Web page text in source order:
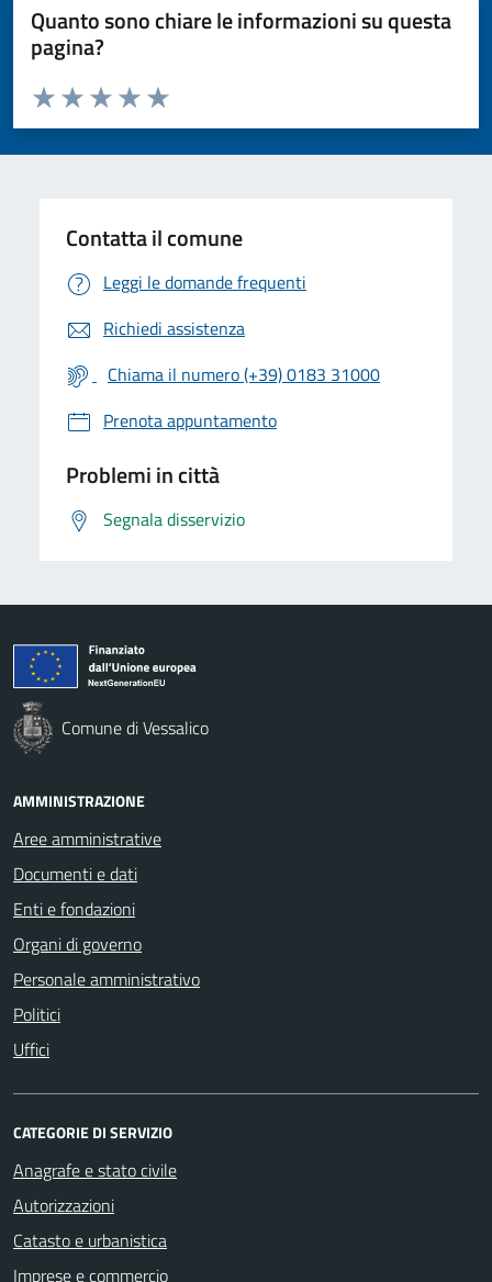
Quanto sono chiare le informazioni su questa
pagina?
Valuta da 1 a 5 stelle la pagina
Valuta 5 stelle su 5
Valuta 4 stelle su 5
Valuta 3 stelle su 5
Valuta 2 stelle su 5
Valuta 1 stelle su 5
Contatta il comune
Leggi le domande frequenti
Richiedi assistenza
Chiama il numero (+39) 0183 31000
Prenota appuntamento
Problemi in città
Segnala disservizio
Comune di Vessalico
AMMINISTRAZIONE
Aree amministrative
Documenti e dati
Enti e fondazioni
Organi di governo
Personale amministrativo
Politici
Uffici
CATEGORIE DI SERVIZIO
Anagrafe e stato civile
Autorizzazioni
Catasto e urbanistica
Imprese e commercio